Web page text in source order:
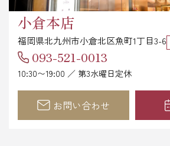
小倉本店
福岡県北九州市小倉北区魚町1丁目3-6
093-521-0013
10:30〜19:00 ／ 第3水曜日定休
お問い合わせ